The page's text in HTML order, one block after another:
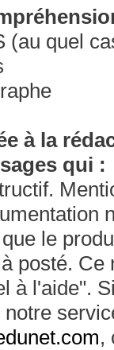
(au quel
à la
qui :
le
posté. Ce
à l'aide".
,